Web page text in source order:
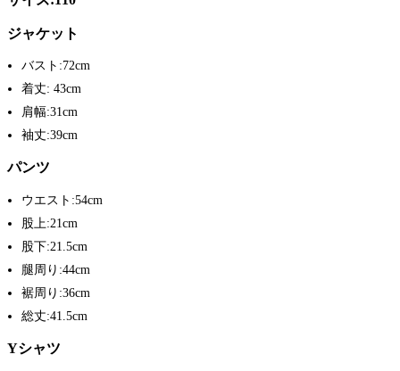
ジャケット
バスト:72cm
着丈: 43cm
肩幅:31cm
袖丈:39cm
パンツ
ウエスト:54cm
股上:21cm
股下:21.5cm
腿周り:44cm
裾周り:36cm
総丈:41.5cm
Yシャツ